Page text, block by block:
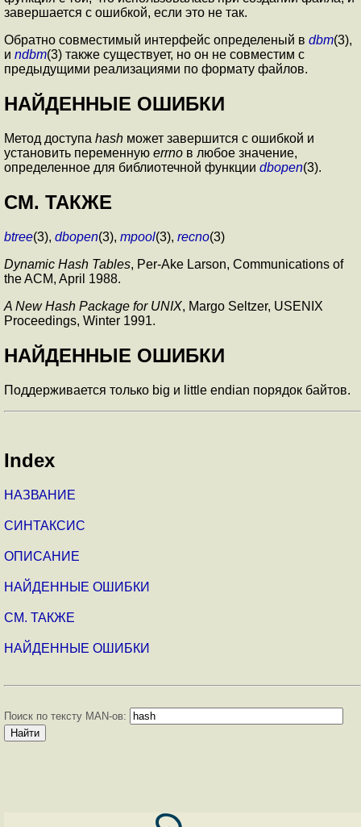
завершается с ошибкой, если это не так.
Обратно совместимый интерфейс определеный в dbm(3),
и ndbm(3) также существует, но он не совместим с
предыдущими реализациями по формату файлов.
НАЙДЕННЫЕ ОШИБКИ
Метод доступа hash может завершится с ошибкой и
установить переменную errno в любое значение,
определенное для библиотечной функции dbopen(3).
СМ. ТАКЖЕ
btree(3), dbopen(3), mpool(3), recno(3)
Dynamic Hash Tables, Per-Ake Larson, Communications of
the ACM, April 1988.
A New Hash Package for UNIX, Margo Seltzer, USENIX
Proceedings, Winter 1991.
НАЙДЕННЫЕ ОШИБКИ
Поддерживается только big и little endian порядок байтов.
Index
НАЗВАНИЕ
СИНТАКСИС
ОПИСАНИЕ
НАЙДЕННЫЕ ОШИБКИ
СМ. ТАКЖЕ
НАЙДЕННЫЕ ОШИБКИ
Поиск по тексту MAN-ов: